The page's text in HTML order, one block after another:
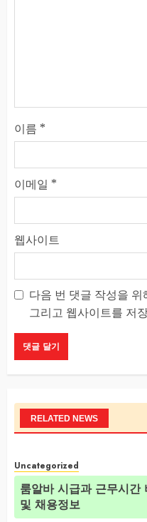
이름 *
이메일 *
웹사이트
다음 번 댓글 작성을
그리고 웹사이트를 저
RELATED NEWS
Uncategorized
룸알바 시급과 근무시간
및 채용정보